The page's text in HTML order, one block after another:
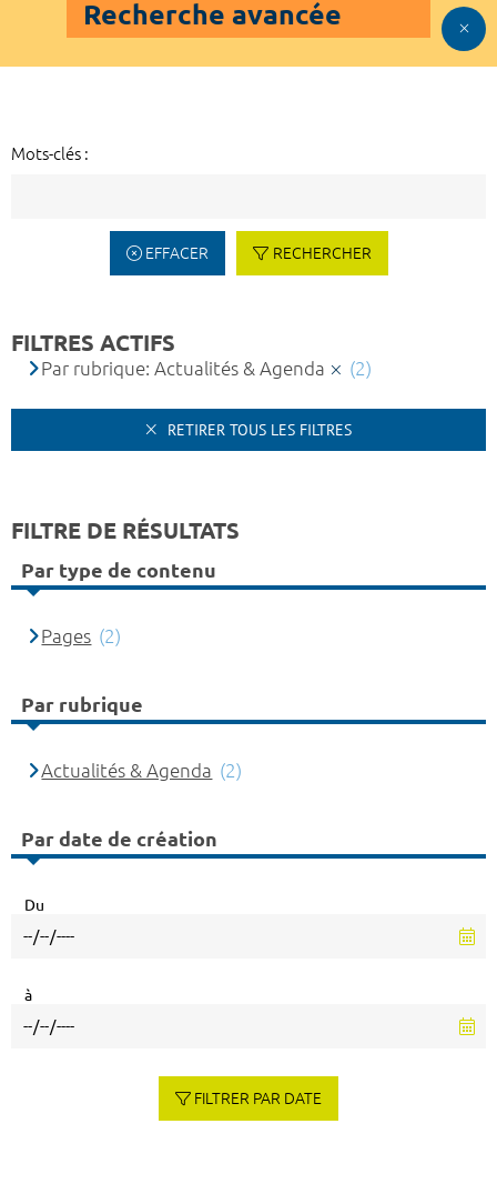
Recherche avancée
Mots-clés :
EFFACER RECHERCHER
FILTRES ACTIFS
Par rubrique: Actualités & Agenda (2)
RETIRER TOUS LES FILTRES
FILTRE DE RÉSULTATS
Par type de contenu
Pages (2)
Par rubrique
Actualités & Agenda (2)
Par date de création
Du
à
FILTRER PAR DATE